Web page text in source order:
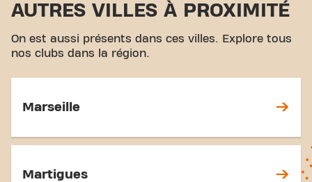
AUTRES VILLES À PROXIMITÉ
On est aussi présents dans ces villes. Explore tous
nos clubs dans la région.
Marseille
Martigues